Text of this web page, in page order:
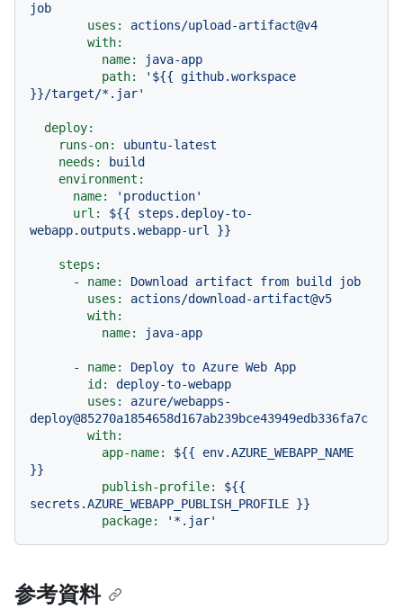
job
uses:
actions/upload-artifact@v4
with:
name:
java-app
path:
'${{ github.workspace
}}/target/*.jar'
deploy:
runs-on:
ubuntu-latest
needs:
build
environment:
name:
'production'
url:
${{
steps.deploy-to-
webapp.outputs.webapp-url
}}
steps:
-
name: Download artifact from build
job
uses:
actions/download-artifact@v5
with:
name:
java-app
- name: Deploy to Azure Web App
id:
deploy-to-webapp
uses:
azure/webapps-
deploy@85270a1854658d167ab239bce43949edb336fa7c
with:
app-name:
${{
env.AZURE_WEBAPP_NAME
}}
publish-profile:
${{
secrets.AZURE_WEBAPP_PUBLISH_PROFILE }}
package:
'*.jar'
参考資料